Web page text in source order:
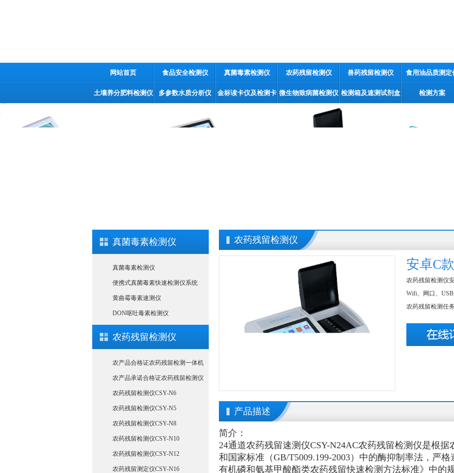
网站首页 食品安全检测仪 真菌毒素检测仪 农药残留检测仪 兽药残留检测仪 食用油品质测定
土壤养分肥料检测仪 多参数水质分析仪 金标读卡仪及检测卡 微生物致病菌检测仪 检测箱及速测试剂盒 检测方案
真菌毒素检测仪
真菌毒素检测仪
便携式真菌毒素快速检测仪系统
黄曲霉毒素速测仪
DON呕吐毒素检测仪
农药残留检测仪
农产品合格证农药残留检测一体机
农产品承诺合格证农药残留检测仪
农药残留检测仪CSY-N6
农药残留检测仪CSY-N5
农药残留检测仪CSY-N8
农药残留检测仪CSY-N10
农药残留检测仪CSY-N12
农药残留测定仪CSY-N16
农药残留检测仪
安卓C
农药残留检测仪
Wifi、网口、
农药残留检测任
产品描述
简介：
24通道农药残留速测仪CSY-N24AC农药残留检测仪是根
和国家标准（GB/T5009.199-2003）中的酶抑制率法，严格
有机磷和氨基甲酸酯类农药残留快速检测方法标准》中的